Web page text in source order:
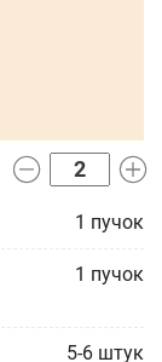
1 пучок
1 пучок
5-6 штук